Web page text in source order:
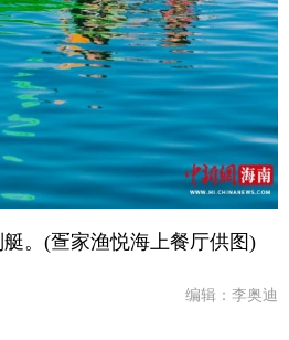
(疍家渔悦海上餐厅供图)
编辑：李奥迪